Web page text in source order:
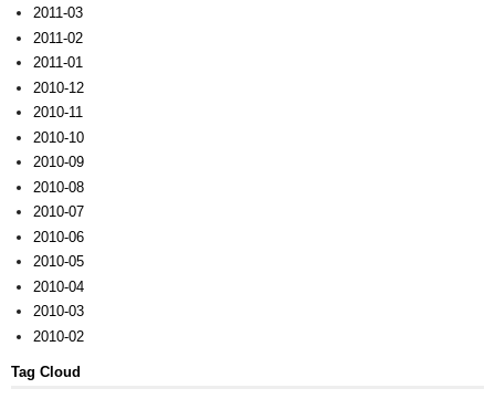
2011-03
2011-02
2011-01
2010-12
2010-11
2010-10
2010-09
2010-08
2010-07
2010-06
2010-05
2010-04
2010-03
2010-02
Tag Cloud